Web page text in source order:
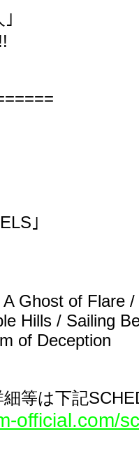
｣
Ghost of Flare
Hills / Sailing
of Deception
等は下記
official.com/